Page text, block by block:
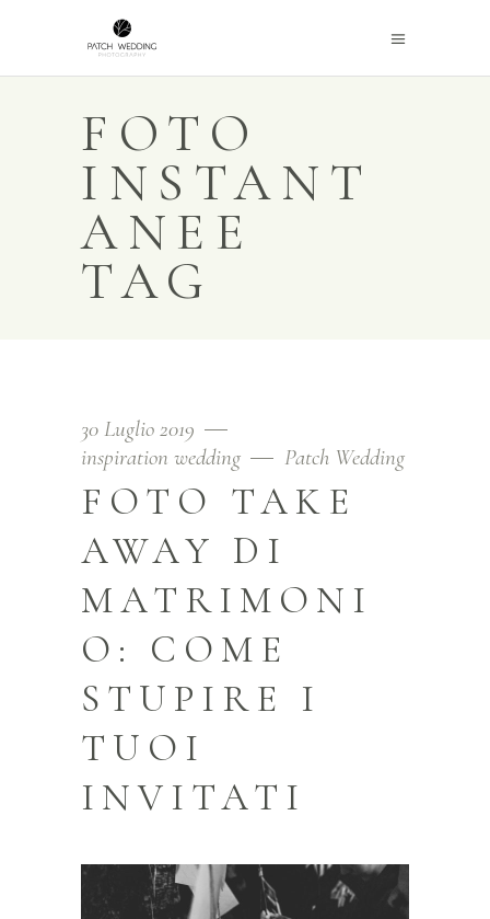
FOTO
INSTANT
ANEE
TAG
30 Luglio 2019
inspiration wedding
Patch Wedding
FOTO TAKE
AWAY DI
MATRIMONI
O: COME
STUPIRE I
TUOI
INVITATI